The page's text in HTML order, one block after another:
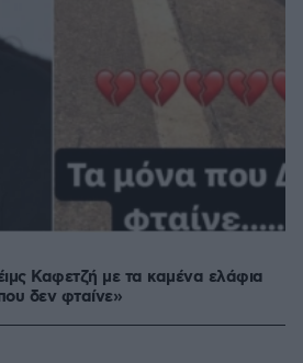
Καφετζή με τα καμένα ελάφια
δεν φταίνε»